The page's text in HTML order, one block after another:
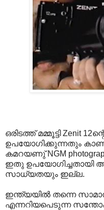
ഒരിടത്ത് മമ്മൂട്ടി Zenit
ഉപയോഗിക്കുന്നതും
കമറയണു് NGM
ഇതു ഉപയോഗിച്ചതായി
സാധ്യതയും ഇല്ല.
ഇന്ത്യയില്‍ തന്നെ
എന്നറിയപെടുന്ന